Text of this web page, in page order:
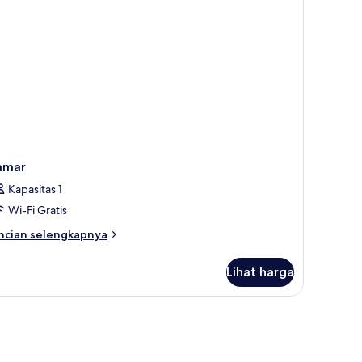
Kapasitas 1
Wi-Fi Gratis
selengkapnya
Lihat harga